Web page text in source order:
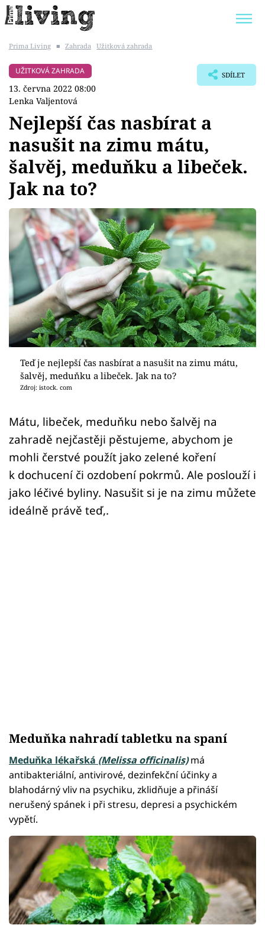
BYDLENÍ SLAVNÝCH
Témata
Bydlení
Zahrada
Design
Sledujte prima+
Přihlášení
Sledujte nás
Prima Living ■ Zahrada Užitková zahrada
UŽITKOVÁ ZAHRADA
13. června 2022 08:00
Lenka Valjentová
SDÍLET
Nejlepší čas nasbírat a
nasušit na zimu mátu,
šalvěj, meduňku a libeček.
Jak na to?
Teď je nejlepší čas nasbírat a nasušit na zimu mátu,
šalvěj, meduňku a libeček. Jak na to?
Zdroj: istock. com
Mátu, libeček, meduňku nebo šalvěj na
zahradě nejčastěji pěstujeme, abychom je
mohli čerstvé použít jako zelené koření
k dochucení či ozdobení pokrmů. Ale poslouží i
jako léčivé byliny. Nasušit si je na zimu můžete
ideálně právě teď,.
Meduňka nahradí tabletku na spaní
Meduňka lékařská (Melissa officinalis)má
antibakteriální, antivirové, dezinfekční účinky a
blahodárný vliv na psychiku, zklidňuje a přináší
nerušený spánek i při stresu, depresi a psychickém
vypětí.